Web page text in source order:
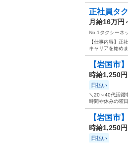
正社員タ
月給16万円
No.1タクシーネ
【仕事内容】正
キャリアを始め
【岩国市
時給1,250円
日払い
＼20～40代活躍
時間や休みの曜
【岩国市
時給1,250円
日払い